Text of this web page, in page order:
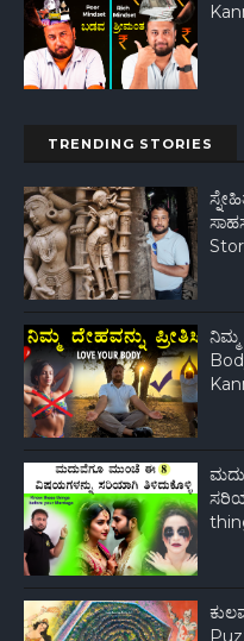
TRENDING STORIES
ನಿಮ್ಮ